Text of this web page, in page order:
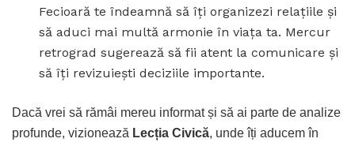
Fecioară te îndeamnă să îți organizezi relațiile și
să aduci mai multă armonie în viața ta. Mercur
retrograd sugerează să fii atent la comunicare și
să îți revizuiești deciziile importante.
Dacă vrei să rămâi mereu informat și să ai parte de analize
profunde, vizionează Lecția Civică, unde îți aducem în